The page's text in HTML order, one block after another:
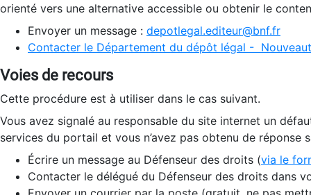
orienté vers une alternative accessible ou obtenir le
Envoyer un message : depotlegal.editeur@bnf.fr
Contacter le Département du dépôt légal -
Voies de recours
Cette procédure est à utiliser dans le cas suivant.
Vous avez signalé au responsable du site internet un
services du portail et vous n’avez pas obtenu de réponse
Écrire un message au Défenseur des droits (via le
Contacter le délégué du Défenseur des droits dans